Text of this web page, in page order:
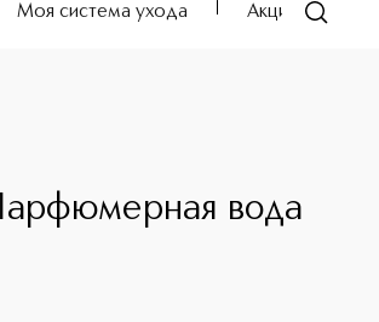
Моя система ухода Акции
вода